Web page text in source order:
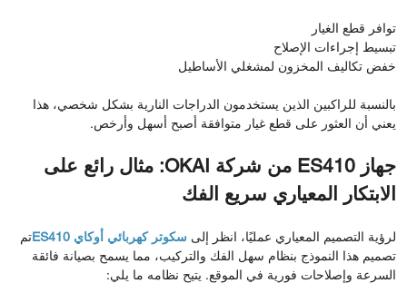
توافر قطع الغيار
تبسيط إجراءات الإصلاح
خفض تكاليف المخزون لمشغلي الأساطيل
بالنسبة للراكبين الذين يستخدمون الدراجات النارية بشكل شخصي، هذا
يعني أن العثور على قطع غيار متوافقة أصبح أسهل وأرخص.
جهاز ES410 من شركة OKAI: مثال رائع على
الابتكار المعياري سريع الفك
لرؤية التصميم المعياري عمليًا، انظر إلى سكوتر كهربائي أوكاي ES410
تم
تصميم هذا النموذج بنظام سهل الفك والتركيب، مما يسمح بصيانة فائقة
السرعة وإصلاحات فورية في الموقع. يتيح نظامه ما يلي: